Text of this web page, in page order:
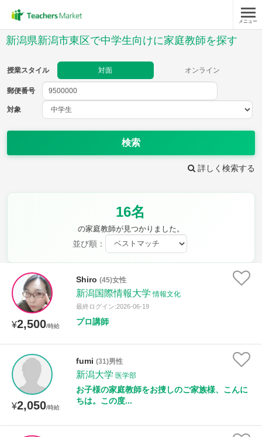
メニュー
新潟県新潟市東区で中学生向けに家庭教師を探す
授業スタイル 対面 オンライン
郵便番号
対象
検索
詳しく検索する
16名
の家庭教師が見つかりました。
並び順：
¥2,500/時給
Shiro (45)女性
新潟国際情報大学 情報文化
最終ログイン:2026-06-19
プロ講師
¥2,050/時給
fumi (31)男性
新潟大学 医学部
お子様の家庭教師をお捜しのご家族様、こんに
ちは。この度...
郵便番号
教科
現代文 古典
公民 芸術 音楽 保健体育
時給：¥1,000 ～ ¥10,000
授業可能日
月曜日 火曜日 水曜日
土曜日 日曜日